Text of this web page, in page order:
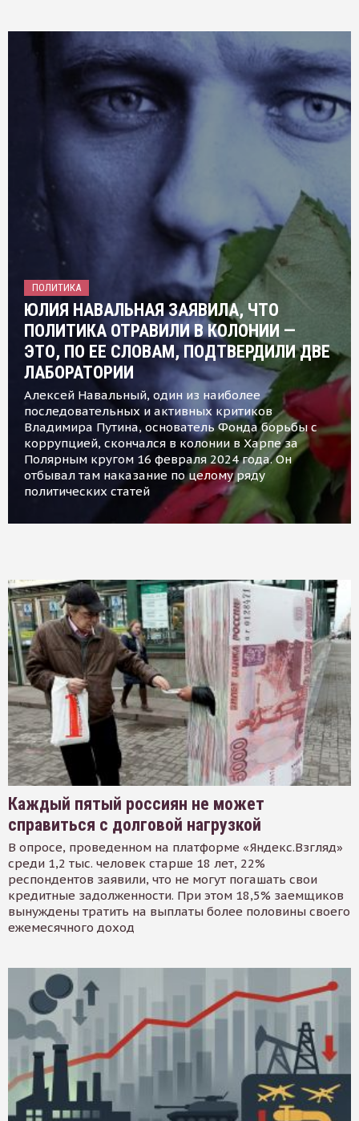
ПОЛИТИКА
ЮЛИЯ НАВАЛЬНАЯ ЗАЯВИЛА, ЧТО
ПОЛИТИКА ОТРАВИЛИ В КОЛОНИИ —
ЭТО, ПО ЕЕ СЛОВАМ, ПОДТВЕРДИЛИ ДВЕ
ЛАБОРАТОРИИ
Алексей Навальный, один из наиболее
последовательных и активных критиков
Владимира Путина, основатель Фонда борьбы с
коррупцией, скончался в колонии в Харпе за
Полярным кругом 16 февраля 2024 года. Он
отбывал там наказание по целому ряду
политических статей
Каждый пятый россиян не может
справиться с долговой нагрузкой
В опросе, проведенном на платформе «Яндекс.Взгляд»
среди 1,2 тыс. человек старше 18 лет, 22%
респондентов заявили, что не могут погашать свои
кредитные задолженности. При этом 18,5% заемщиков
вынуждены тратить на выплаты более половины своего
ежемесячного доход